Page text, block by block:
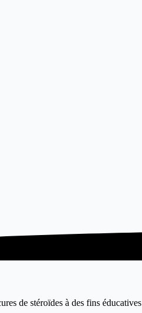
de stéroïdes à des fins éducatives